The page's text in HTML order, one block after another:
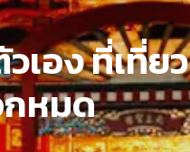
เอง ที่เที่ยว
กหมด